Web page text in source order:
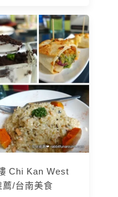
Chi Kan West
薦/台南美食